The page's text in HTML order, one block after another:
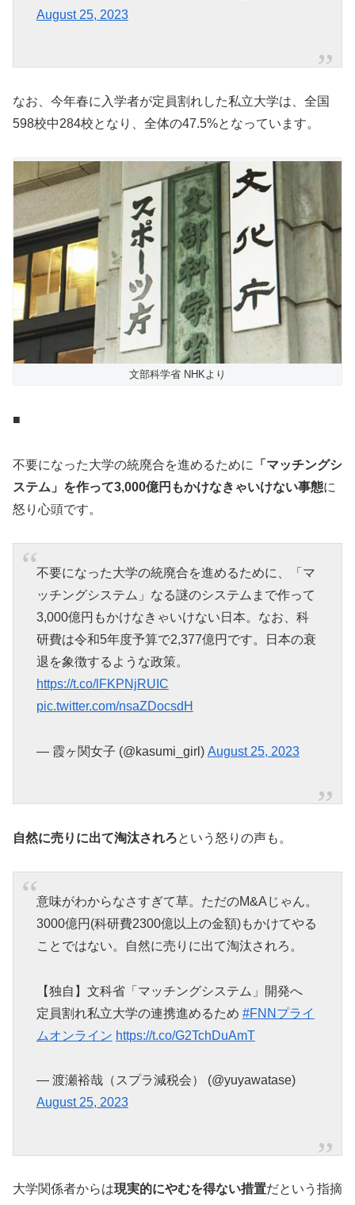
August 25, 2023
なお、今年春に入学者が定員割れした私立大学は、全国
598校中284校となり、全体の47.5%となっています。
文部科学省 NHKより
■
不要になった大学の統廃合を進めるために
「マッチングシ
ステム」を作って3,000億円もかけなきゃいけない事態に
怒り心頭です。
不要になった大学の統廃合を進めるために、「マ
ッチングシステム」なる謎のシステムまで作って
3,000億円もかけなきゃいけない日本。なお、科
研費は令和5年度予算で2,377億円です。日本の衰
退を象徴するような政策。
https://t.co/lFKPNjRUIC
pic.twitter.com/nsaZDocsdH
— 霞ヶ関女子 (@kasumi_girl) August 25, 2023
自然に売りに出て淘汰されろという怒りの声も。
意味がわからなさすぎて草。ただのM&Aじゃん。
3000億円(科研費2300億以上の金額)もかけてやる
ことではない。自然に売りに出て淘汰されろ。
【独自】文科省「マッチングシステム」開発へ
定員割れ私立大学の連携進めるため #FNNプライ
ムオンライン https://t.co/G2TchDuAmT
— 渡瀬裕哉（スプラ減税会） (@yuyawatase)
August 25, 2023
大学関係者からは現実的にやむを得ない措置だという指摘